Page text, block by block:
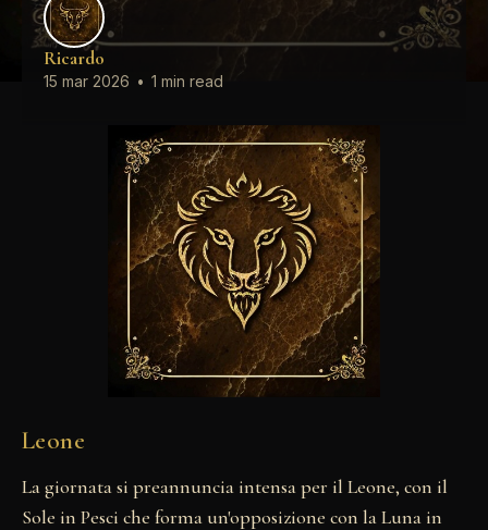
Ricardo
15 mar 2026 • 1 min read
Leone
La giornata si preannuncia intensa per il Leone, con il
Sole in Pesci che forma un'opposizione con la Luna in